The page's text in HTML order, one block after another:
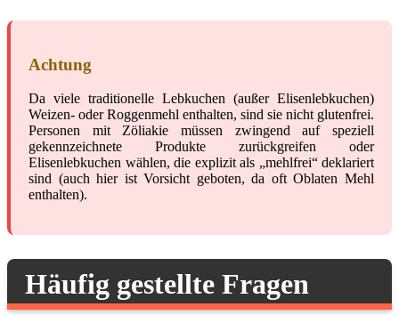
Achtung
Da viele traditionelle Lebkuchen (außer Elisenlebkuchen)
Weizen- oder Roggenmehl enthalten, sind sie nicht glutenfrei.
Personen mit Zöliakie müssen zwingend auf speziell
gekennzeichnete Produkte zurückgreifen oder
Elisenlebkuchen wählen, die explizit als „mehlfrei“ deklariert
sind (auch hier ist Vorsicht geboten, da oft Oblaten Mehl
enthalten).
Häufig gestellte Fragen